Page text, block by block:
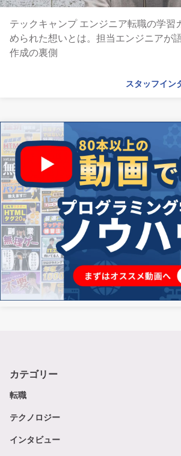
テックキャンプ エンジニア転職の学習
められた想いとは。担当エンジニアが
作成の裏側
スタッフイン
カテゴリー
転職
テクノロジー
インタビュー